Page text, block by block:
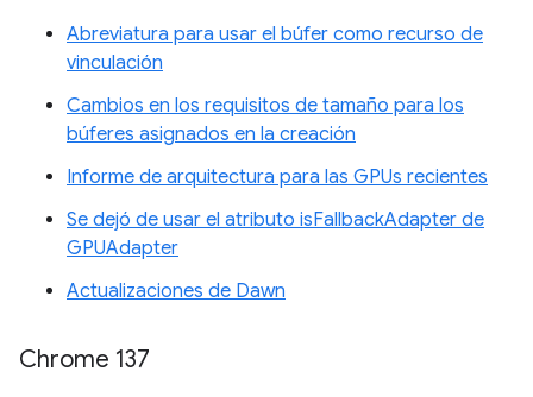
Abreviatura para usar el búfer como recurso de
vinculación
Cambios en los requisitos de tamaño para los
búferes asignados en la creación
Informe de arquitectura para las GPUs recientes
Se dejó de usar el atributo isFallbackAdapter de
GPUAdapter
Actualizaciones de Dawn
Chrome 137